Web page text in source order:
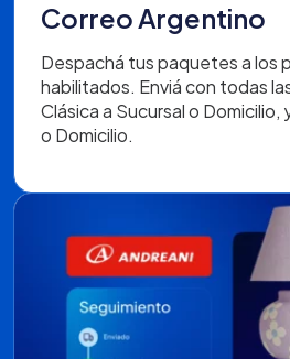
Correo Argentino
Despachá tus paquetes a los
habilitados. Enviá con todas
Clásica a Sucursal o Domicilio,
o Domicilio.